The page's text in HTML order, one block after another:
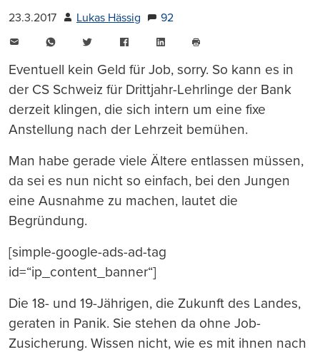
23.3.2017 Lukas Hässig
92
WhatsAppTwitter FacebookLinkedIn
drucken
Eventuell kein Geld für Job, sorry. So kann es in
der CS Schweiz für Drittjahr-Lehrlinge der Bank
derzeit klingen, die sich intern um eine fixe
Anstellung nach der Lehrzeit bemühen.
Man habe gerade viele Ältere entlassen müssen,
da sei es nun nicht so einfach, bei den Jungen
eine Ausnahme zu machen, lautet die
Begründung.
[simple-google-ads-ad-tag
id=“ip_content_banner“]
Die 18- und 19-Jährigen, die Zukunft des Landes,
geraten in Panik. Sie stehen da ohne Job-
Zusicherung. Wissen nicht, wie es mit ihnen nach